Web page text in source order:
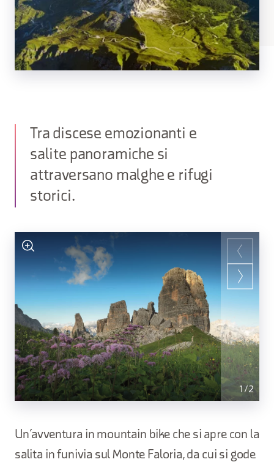
Tra discese emozionanti e
salite panoramiche si
attraversano malghe e rifugi
storici.
1 /2
Un’avventura in mountain bike che si apre con la
salita in funivia sul Monte Faloria, da cui si gode